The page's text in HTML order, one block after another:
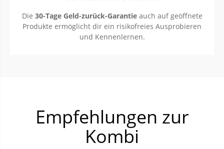
Die 30-Tage Geld-zurück-Garantieauch auf geöffnete
Produkte ermöglicht dir ein risikofreies Ausprobieren
und Kennenlernen.
Empfehlungen zur
Kombi